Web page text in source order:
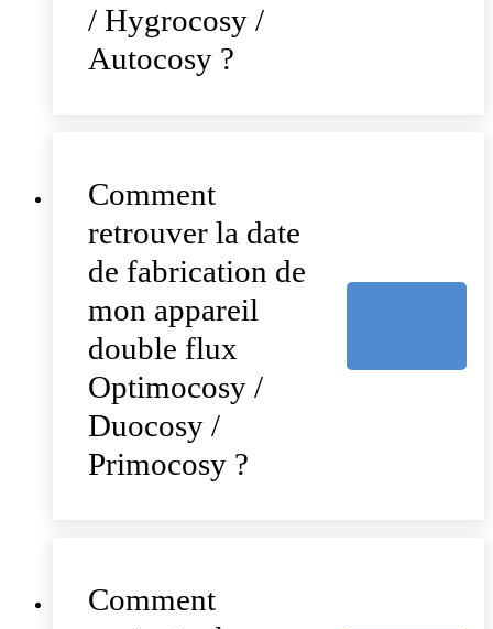
/ Hygrocosy /
Autocosy ?
Comment
retrouver la date
de fabrication de
mon appareil
double flux
Optimocosy /
Duocosy /
Primocosy ?
Comment